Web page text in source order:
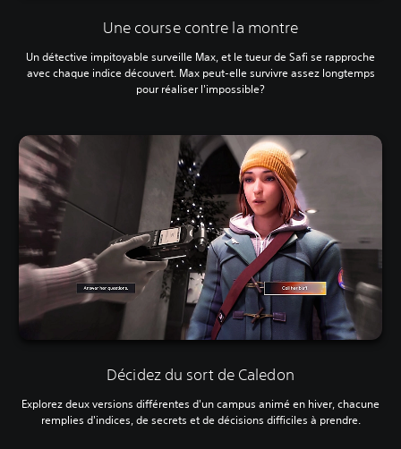
Une course contre la montre
Un détective impitoyable surveille Max, et le tueur de Safi se rapproche
avec chaque indice découvert. Max peut-elle survivre assez longtemps
pour réaliser l'impossible?
Décidez du sort de Caledon
Explorez deux versions différentes d'un campus animé en hiver, chacune
remplies d'indices, de secrets et de décisions difficiles à prendre.